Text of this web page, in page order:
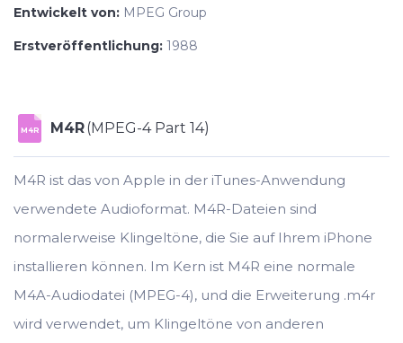
Entwickelt von: MPEG Group
Erstveröffentlichung: 1988
M4R M4R(MPEG-4 Part 14)
M4R ist das von Apple in der iTunes-Anwendung
verwendete Audioformat. M4R-Dateien sind
normalerweise Klingeltöne, die Sie auf Ihrem iPhone
installieren können. Im Kern ist M4R eine normale
M4A-Audiodatei (MPEG-4), und die Erweiterung .m4r
wird verwendet, um Klingeltöne von anderen